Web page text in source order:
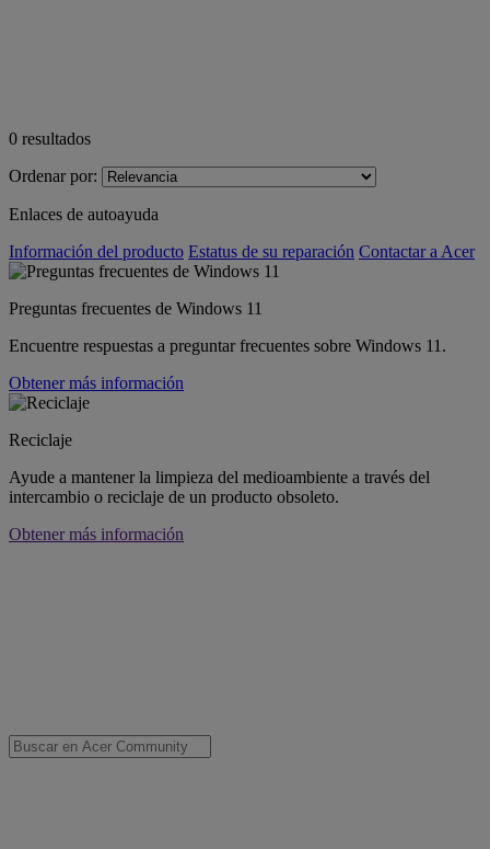
0 resultados
Ordenar por:
Enlaces de autoayuda
Información del producto Estatus de su reparación Contactar a Acer
Preguntas frecuentes de Windows 11
Encuentre respuestas a preguntar frecuentes sobre Windows 11.
Obtener más información
Reciclaje
Ayude a mantener la limpieza del medioambiente a través del
intercambio o reciclaje de un producto obsoleto.
Obtener más información